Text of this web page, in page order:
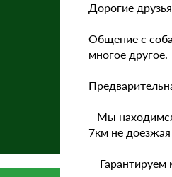
Дорогие
Общение с
многое другое.
Мы
7км не
Гарантируем